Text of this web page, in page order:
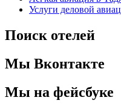
Услуги деловой
Поиск отелей
Мы Вконтакте
Мы на фейсбуке